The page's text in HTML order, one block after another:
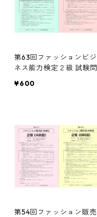
第63回ファッションビジ
ネス能力検定２級 試験問
¥600
第54回ファッション販売